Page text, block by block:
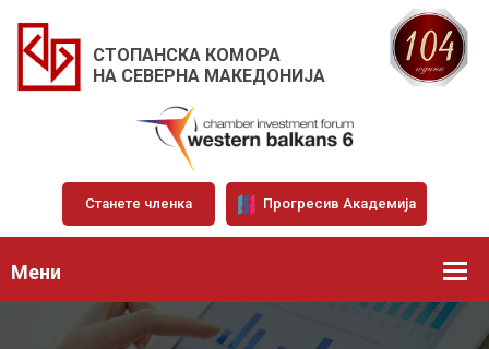
СТОПАНСКА КОМОРА
НА СЕВЕРНА МАКЕДОНИЈА
Станете членка Прогресив Академија
Мени